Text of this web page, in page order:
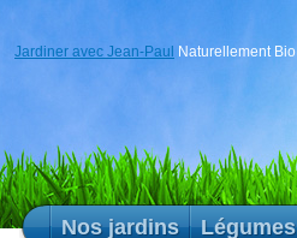
Jardiner avec Jean-Paul Naturellement Bio
Nos jardins Légumes